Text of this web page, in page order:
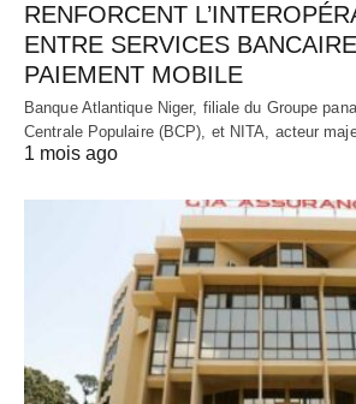
RENFORCENT
ENTRE SERVICES
PAIEMENT MOBILE
Banque Atlantique Niger, filiale du Groupe
Centrale Populaire (BCP), et NITA, acteur
1 mois ago